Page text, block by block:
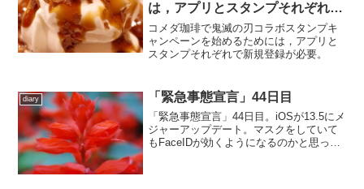
は，アプリとスタンプそれぞれで
新規登録が必要。
コメダ珈琲で鬼滅の刃コラボスタンプキ
ャンペーンを始めるためには，アプリと
スタンプそれぞれで新規登録が必要。
diary 「緊急事態宣言」44日目
「緊急事態宣言」44日目。iOSが13.5にメ
ジャーアップデート。マスクをしていて
もFaceIDが効くようになるのかと思った